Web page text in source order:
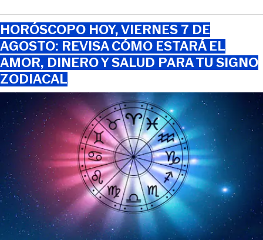
HORÓSCOPO HOY, VIERNES 7 DE
AGOSTO: REVISA CÓMO ESTARÁ EL
AMOR, DINERO Y SALUD PARA TU SIGNO
ZODIACAL